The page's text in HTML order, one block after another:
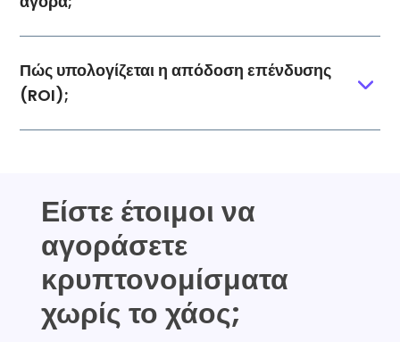
Πώς υπολογίζεται η απόδοση επένδυσης
(ROI);
Είστε έτοιμοι να
αγοράσετε
κρυπτονομίσματα
χωρίς το χάος;